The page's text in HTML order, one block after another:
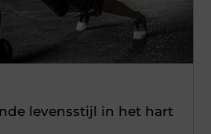
levensstijl in het hart